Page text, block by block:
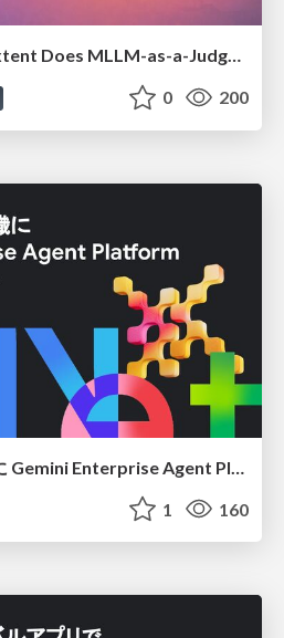
[MIRU26] To What Extent Does MLLM-as-a-Judge Exhibit Cross-Model Preference Bias?
0 200
1 160